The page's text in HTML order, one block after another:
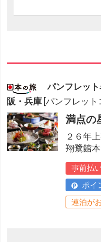
パンフレッ
阪・兵庫 [パンフレット
満点の
２６年
翔鷺館
事前払
ポイ
連泊が